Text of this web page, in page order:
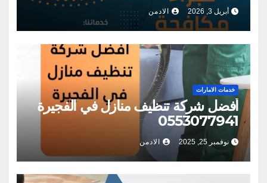
أبريل 3, 2026 الادمن
خدمات الامارات
أفضل شركة تنظيف منازل في الفجيرة
0553077941
نوفمبر 25, 2025 الادمن